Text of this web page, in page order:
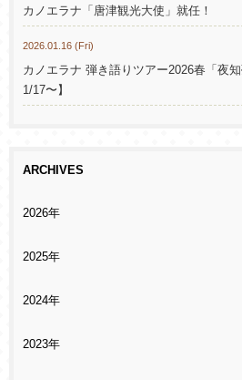
カノエラナ「唐津観光大使」就任！
2026.01.16 (Fri)
カノエラナ 弾き語りツアー2026春「夜
1/17〜】
ARCHIVES
2026年
2025年
2024年
2023年